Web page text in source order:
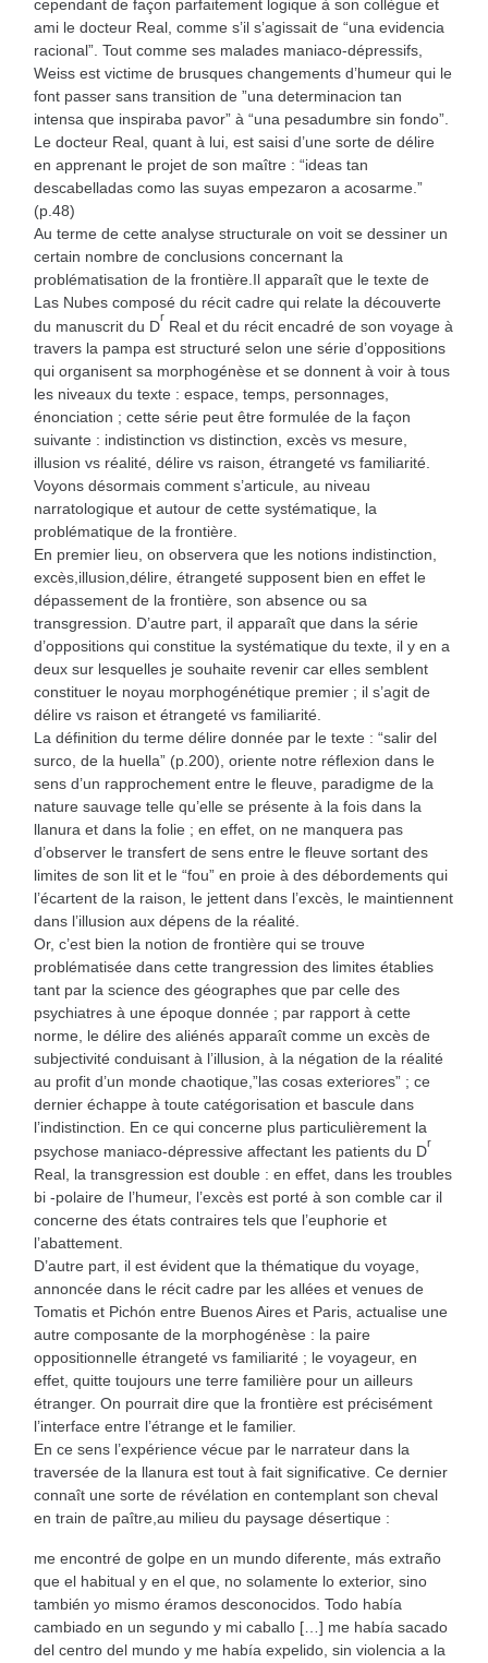
cependant de façon parfaitement logique à son collègue et
ami le docteur Real, comme s’il s’agissait de “una evidencia
racional”. Tout comme ses malades maniaco-dépressifs,
Weiss est victime de brusques changements d’humeur qui le
font passer sans transition de ”una determinacion tan
intensa que inspiraba pavor” à “una pesadumbre sin fondo”.
Le docteur Real, quant à lui, est saisi d’une sorte de délire
en apprenant le projet de son maître : “ideas tan
descabelladas como las suyas empezaron a acosarme.”
(p.48)
Au terme de cette analyse structurale on voit se dessiner un
certain nombre de conclusions concernant la
problématisation de la frontière.Il apparaît que le texte de
Las Nubes composé du récit cadre qui relate la découverte
du manuscrit du D
r
Real et du récit encadré de son voyage à
travers la pampa est structuré selon une série d’oppositions
qui organisent sa morphogénèse et se donnent à voir à tous
les niveaux du texte : espace, temps, personnages,
énonciation ; cette série peut être formulée de la façon
suivante : indistinction vs distinction, excès vs mesure,
illusion vs réalité, délire vs raison, étrangeté vs familiarité.
Voyons désormais comment s’articule, au niveau
narratologique et autour de cette systématique, la
problématique de la frontière.
En premier lieu, on observera que les notions indistinction,
excès,illusion,délire, étrangeté supposent bien en effet le
dépassement de la frontière, son absence ou sa
transgression. D’autre part, il apparaît que dans la série
d’oppositions qui constitue la systématique du texte, il y en a
deux sur lesquelles je souhaite revenir car elles semblent
constituer le noyau morphogénétique premier ; il s’agit de
délire vs raison et étrangeté vs familiarité.
La définition du terme délire donnée par le texte : “salir del
surco, de la huella” (p.200), oriente notre réflexion dans le
sens d’un rapprochement entre le fleuve, paradigme de la
nature sauvage telle qu’elle se présente à la fois dans la
llanura et dans la folie ; en effet, on ne manquera pas
d’observer le transfert de sens entre le fleuve sortant des
limites de son lit et le “fou” en proie à des débordements qui
l’écartent de la raison, le jettent dans l’excès, le maintiennent
dans l’illusion aux dépens de la réalité.
Or, c’est bien la notion de frontière qui se trouve
problématisée dans cette trangression des limites établies
tant par la science des géographes que par celle des
psychiatres à une époque donnée ; par rapport à cette
norme, le délire des aliénés apparaît comme un excès de
subjectivité conduisant à l’illusion, à la négation de la réalité
au profit d’un monde chaotique,”las cosas exteriores” ; ce
dernier échappe à toute catégorisation et bascule dans
l’indistinction. En ce qui concerne plus particulièrement la
psychose maniaco-dépressive affectant les patients du D
r
Real, la transgression est double : en effet, dans les troubles
bi -polaire de l’humeur, l’excès est porté à son comble car il
concerne des états contraires tels que l’euphorie et
l’abattement.
D’autre part, il est évident que la thématique du voyage,
annoncée dans le récit cadre par les allées et venues de
Tomatis et Pichón entre Buenos Aires et Paris, actualise une
autre composante de la morphogénèse : la paire
oppositionnelle étrangeté vs familiarité ; le voyageur, en
effet, quitte toujours une terre familière pour un ailleurs
étranger. On pourrait dire que la frontière est précisément
l’interface entre l’étrange et le familier.
En ce sens l’expérience vécue par le narrateur dans la
traversée de la llanura est tout à fait significative. Ce dernier
connaît une sorte de révélation en contemplant son cheval
en train de paître,au milieu du paysage désertique :
me encontré de golpe en un mundo diferente, más extraño
que el habitual y en el que, no solamente lo exterior, sino
también yo mismo éramos desconocidos. Todo había
cambiado en un segundo y mi caballo […] me había sacado
del centro del mundo y me había expelido, sin violencia a la